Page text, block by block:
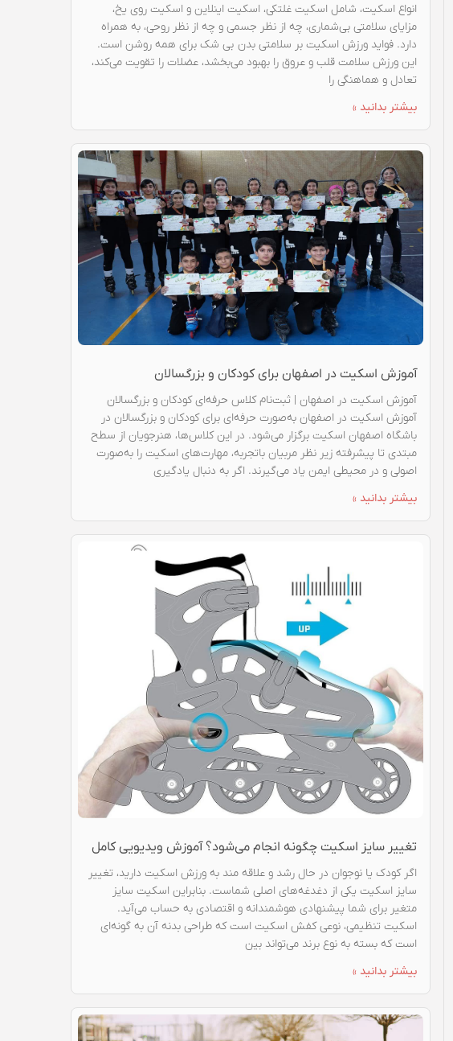
انواع اسکیت، شامل اسکیت غلتکی، اسکیت اینلاین و اسکیت روی یخ،
مزایای سلامتی بی‌شماری، چه از نظر جسمی و چه از نظر روحی، به همراه
دارد. فواید ورزش اسکیت بر سلامتی بدن بی شک برای همه روشن است.
این ورزش سلامت قلب و عروق را بهبود می‌بخشد، عضلات را تقویت می‌کند،
تعادل و هماهنگی را
بیشتر بدانید »
آموزش اسکیت در اصفهان برای کودکان و بزرگسالان
آموزش اسکیت در اصفهان | ثبت‌نام کلاس حرفه‌ای کودکان و بزرگسالان
آموزش اسکیت در اصفهان به‌صورت حرفه‌ای برای کودکان و بزرگسالان در
باشگاه اصفهان اسکیت برگزار می‌شود. در این کلاس‌ها، هنرجویان از سطح
مبتدی تا پیشرفته زیر نظر مربیان باتجربه، مهارت‌های اسکیت را به‌صورت
اصولی و در محیطی ایمن یاد می‌گیرند. اگر به دنبال یادگیری
بیشتر بدانید »
تغییر سایز اسکیت چگونه انجام می‌شود؟ آموزش ویدیویی کامل
اگر کودک یا نوجوان در حال رشد و علاقه مند به ورزش اسکیت دارید، تغییر
سایز اسکیت یکی از دغدغه‌های اصلی شماست. بنابراین اسکیت سایز
متغیر برای شما پیشنهادی هوشمندانه و اقتصادی به حساب می‌آید.
اسکیت تنظیمی، نوعی کفش اسکیت است که طراحی بدنه آن به گونه‌ای
است که بسته به نوع برند می‌تواند بین
بیشتر بدانید »